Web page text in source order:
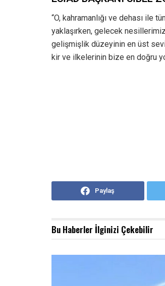
“O, kahramanlığı ve dehası ile
yaklaşırken, gelecek
gelişmişlik düzeyinin en üst
kir ve ilkelerinin bize en doğru
Paylaş
Bu Haberler İlginizi Çekebilir